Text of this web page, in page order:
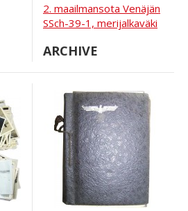
2. maailmansota Venäjän
SSch-39-1, merijalkaväki
ARCHIVE